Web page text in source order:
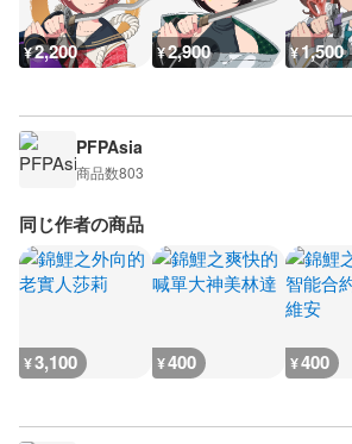
¥2,200 ¥2,900 ¥1,500
PFPAsia
商品数803
同じ作者の商品
¥3,100 ¥400 ¥400